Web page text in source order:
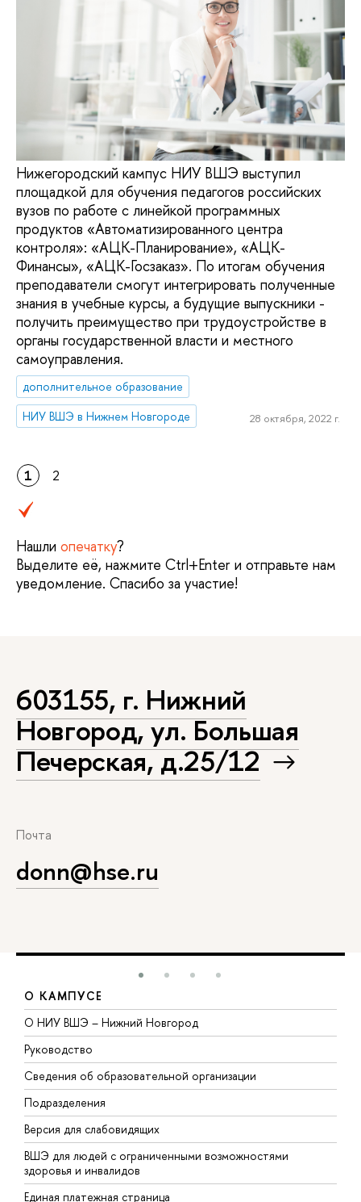
Нижегородский кампус НИУ ВШЭ выступил
площадкой для обучения педагогов российских
вузов по работе с линейкой программных
продуктов «Автоматизированного центра
контроля»: «АЦК-Планирование», «АЦК-
Финансы», «АЦК-Госзаказ». По итогам обучения
преподаватели смогут интегрировать полученные
знания в учебные курсы, а будущие выпускники -
получить преимущество при трудоустройстве в
органы государственной власти и местного
самоуправления.
дополнительное образование
НИУ ВШЭ в Нижнем Новгороде
28 октября, 2022 г.
1 2
Нашли опечатку?
Выделите её, нажмите Ctrl+Enter и отправьте нам
уведомление. Спасибо за участие!
603155, г. Нижний
Новгород, ул. Большая
Печерская, д.25/12
Почта
donn@hse.ru
О КАМПУСЕ
О НИУ ВШЭ – Нижний Новгород
Руководство
Сведения об образовательной организации
Подразделения
Версия для слабовидящих
ВШЭ для людей с ограниченными возможностями
здоровья и инвалидов
Единая платежная страница